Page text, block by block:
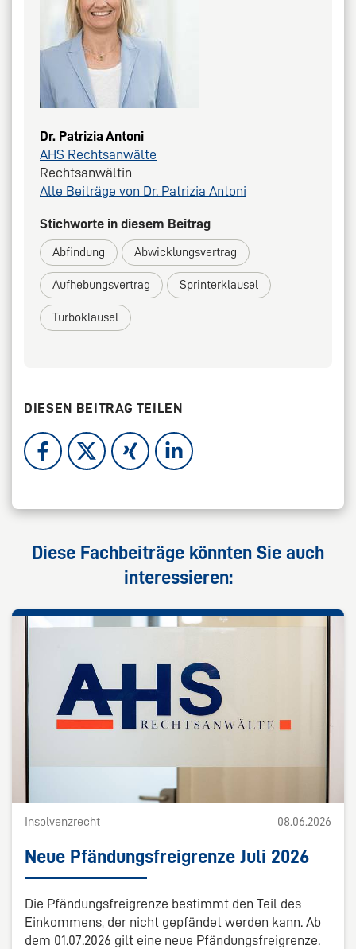
Dr. Patrizia Antoni
AHS Rechtsanwälte
Rechtsanwältin
Alle Beiträge von Dr. Patrizia Antoni
Stichworte in diesem Beitrag
Abfindung Abwicklungsvertrag
Aufhebungsvertrag Sprinterklausel
Turboklausel
DIESEN BEITRAG TEILEN
Diese Fachbeiträge könnten Sie auch
interessieren:
Insolvenzrecht 08.06.2026
Neue Pfändungsfreigrenze Juli 2026
Die Pfändungsfreigrenze bestimmt den Teil des
Einkommens, der nicht gepfändet werden kann. Ab
dem 01.07.2026 gilt eine neue Pfändungsfreigrenze.